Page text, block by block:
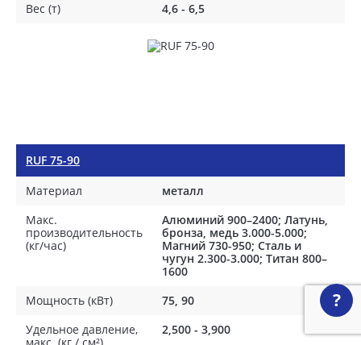
?
Вес (т)
4,6 - 6,5
RUF 75-90
Материал
металл
Макс.
производительность
(кг/час)
Алюминий 900–2400; Латунь,
бронза, медь 3.000-5.000;
Магний 730-950; Сталь и
чугун 2.300-3.000; Титан 800–
1600
Мощность (кВт)
75, 90
Удельное давление,
2,500 - 3,900